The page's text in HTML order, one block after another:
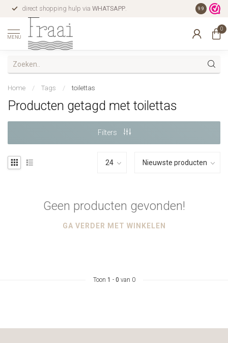
direct shopping hulp via WHATSAPP. gratis
9.9
MENU
0
Home / Tags / toilettas
Producten getagd met toilettas
Filters
Geen producten gevonden!
GA VERDER MET WINKELEN
Toon 1 - 0 van 0